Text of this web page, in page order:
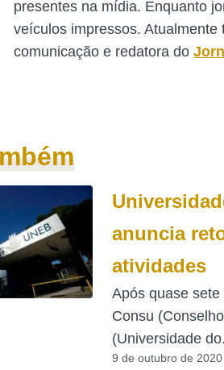
presentes na mídia. Enquanto
veículos impressos.
comunicação e redatora do
anuncia
atividades
Após quase
Consu
(Universidade
9 de outubro de